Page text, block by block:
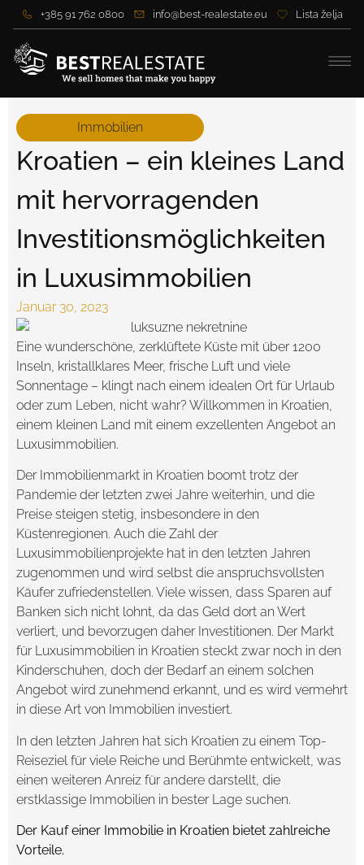
+385 91 762 0800 info@best-realestate.eu Lista želja
Immobilien
Kroatien – ein kleines Land
mit hervorragenden
Investitionsmöglichkeiten
in Luxusimmobilien
Januar 30, 2023
Eine wunderschöne, zerklüftete Küste mit über 1200
Inseln, kristallklares Meer, frische Luft und viele
Sonnentage – klingt nach einem idealen Ort für Urlaub
oder zum Leben, nicht wahr? Willkommen in Kroatien,
einem kleinen Land mit einem exzellenten Angebot an
Luxusimmobilien.
Der Immobilienmarkt in Kroatien boomt trotz der
Pandemie der letzten zwei Jahre weiterhin, und die
Preise steigen stetig, insbesondere in den
Küstenregionen. Auch die Zahl der
Luxusimmobilienprojekte hat in den letzten Jahren
zugenommen und wird selbst die anspruchsvollsten
Käufer zufriedenstellen. Viele wissen, dass Sparen auf
Banken sich nicht lohnt, da das Geld dort an Wert
verliert, und bevorzugen daher Investitionen. Der Markt
für Luxusimmobilien in Kroatien steckt zwar noch in den
Kinderschuhen, doch der Bedarf an einem solchen
Angebot wird zunehmend erkannt, und es wird vermehrt
in diese Art von Immobilien investiert.
In den letzten Jahren hat sich Kroatien zu einem Top-
Reiseziel für viele Reiche und Berühmte entwickelt, was
einen weiteren Anreiz für andere darstellt, die
erstklassige Immobilien in bester Lage suchen.
Der Kauf einer Immobilie in Kroatien bietet zahlreiche
Vorteile.